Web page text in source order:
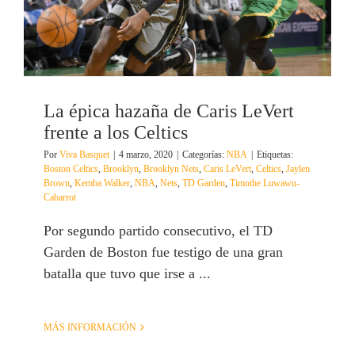
La épica hazaña de Caris LeVert
frente a los Celtics
Por Viva Basquet | 4 marzo, 2020 | Categorías: NBA | Etiquetas:
Boston Celtics Brooklyn Brooklyn Nets Caris LeVert Celtics Jaylen
Brown Kemba Walker NBA Nets TD Garden Timothe Luwawu-
Cabarrot
Por segundo partido consecutivo, el TD
Garden de Boston fue testigo de una gran
batalla que tuvo que irse a ...
MÁS INFORMACIÓN